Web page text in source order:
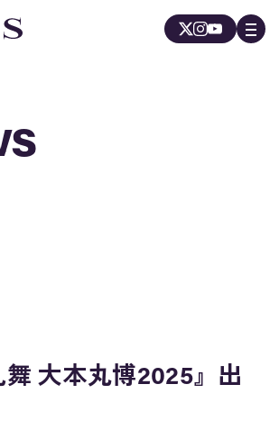
舞 大本丸博2025』出